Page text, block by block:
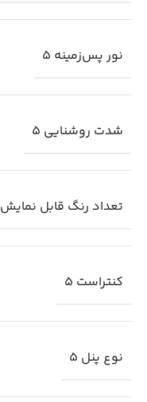
نور پس‌زمینه 5
شدت روشنایی 5
تعداد رنگ قابل نمایش 5
کنتراست 5
نوع پنل 5